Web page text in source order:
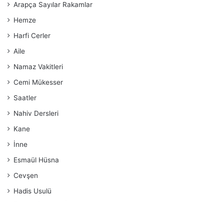
Arapça Sayılar Rakamlar
Hemze
Harfi Cerler
Aile
Namaz Vakitleri
Cemi Mükesser
Saatler
Nahiv Dersleri
Kane
İnne
Esmaül Hüsna
Cevşen
Hadis Usulü